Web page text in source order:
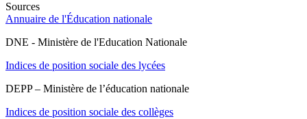
Sources
Annuaire de l'Éducation nationale
DNE - Ministère de l'Education Nationale
Indices de position sociale des lycées
DEPP – Ministère de l’éducation nationale
Indices de position sociale des collèges